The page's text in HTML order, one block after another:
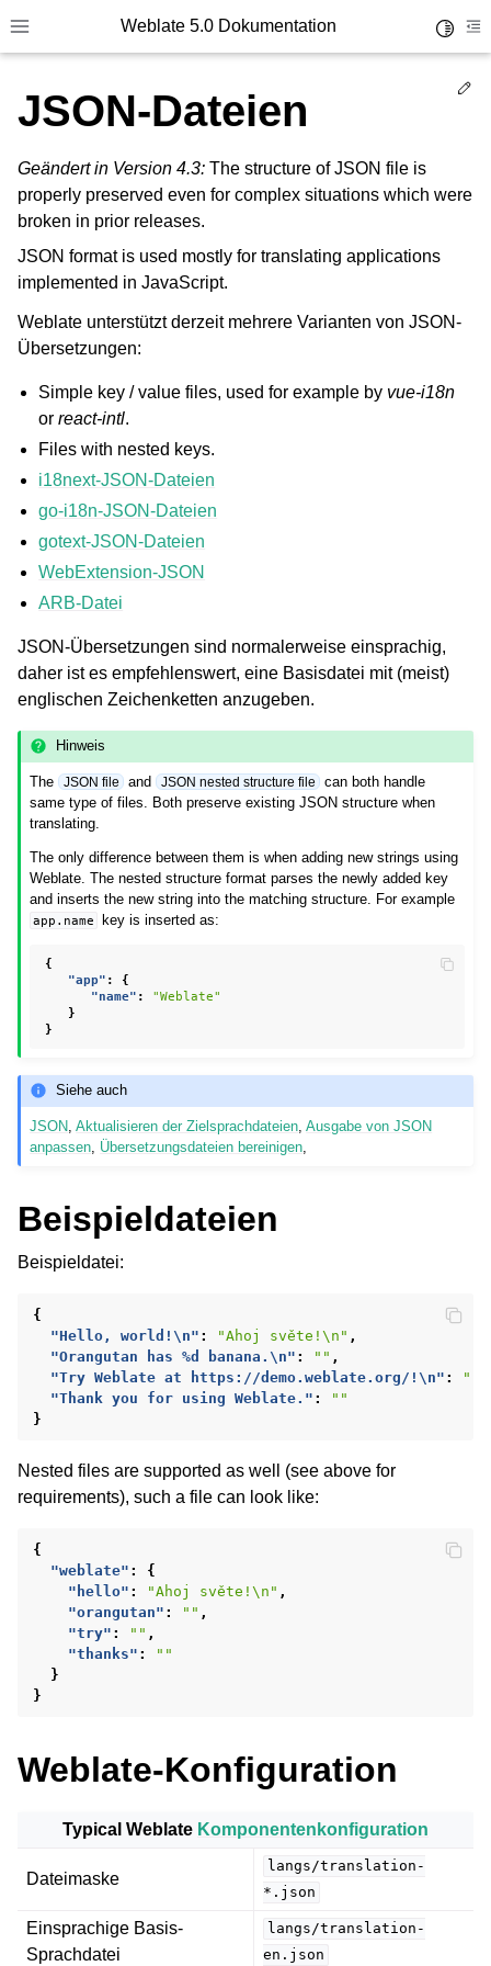
Toggle site navigation sidebar
Weblate 5.0 Dokumentation
JSON-Dateien
Geändert in Version 4.3: The structure of JSON file is
properly preserved even for complex situations which were
broken in prior releases.
JSON format is used mostly for translating applications
implemented in JavaScript.
Weblate unterstützt derzeit mehrere Varianten von JSON-
Übersetzungen:
Simple key / value files, used for example by vue-i18n
orreact-intl.
Files with nested keys.
i18next-JSON-Dateien
go-i18n-JSON-Dateien
gotext-JSON-Dateien
WebExtension-JSON
ARB-Datei
JSON-Übersetzungen sind normalerweise einsprachig,
daher ist es empfehlenswert, eine Basisdatei mit (meist)
englischen Zeichenketten anzugeben.
Hinweis
The JSON file and JSON nested structure file
can both handle
same type of files. Both preserve existing JSON structure when
translating.
The only difference between them is when adding new strings using
Weblate. The nested structure format parses the newly added key
and inserts the new string into the matching structure. For example
app.name key is inserted as:
{
"app" :
{
"name" :
"Weblate"
}
}
Siehe auch
JSON ,Aktualisieren der Zielsprachdateien ,Ausgabe von JSON
anpassen Übersetzungsdateien bereinigen
Beispieldateien
Beispieldatei:
{
"Hello, world!\n" : "Ahoj světe!\n" ,
"Orangutan has %d banana.\n" : "" ,
"Try Weblate at https://demo.weblate.org/!\n" : ""
"Thank you for using Weblate." :
""
}
Nested files are supported as well (see above for
requirements), such a file can look like:
{
"weblate" :
{
"hello" : "Ahoj světe!\n" ,
"orangutan" : "" ,
"try" : "" ,
"thanks" :
""
}
}
Weblate-Konfiguration
Typical Weblate Komponentenkonfiguration
Dateimaske
langs/translation-
*.json
Einsprachige Basis-
Sprachdatei
langs/translation-
en.json